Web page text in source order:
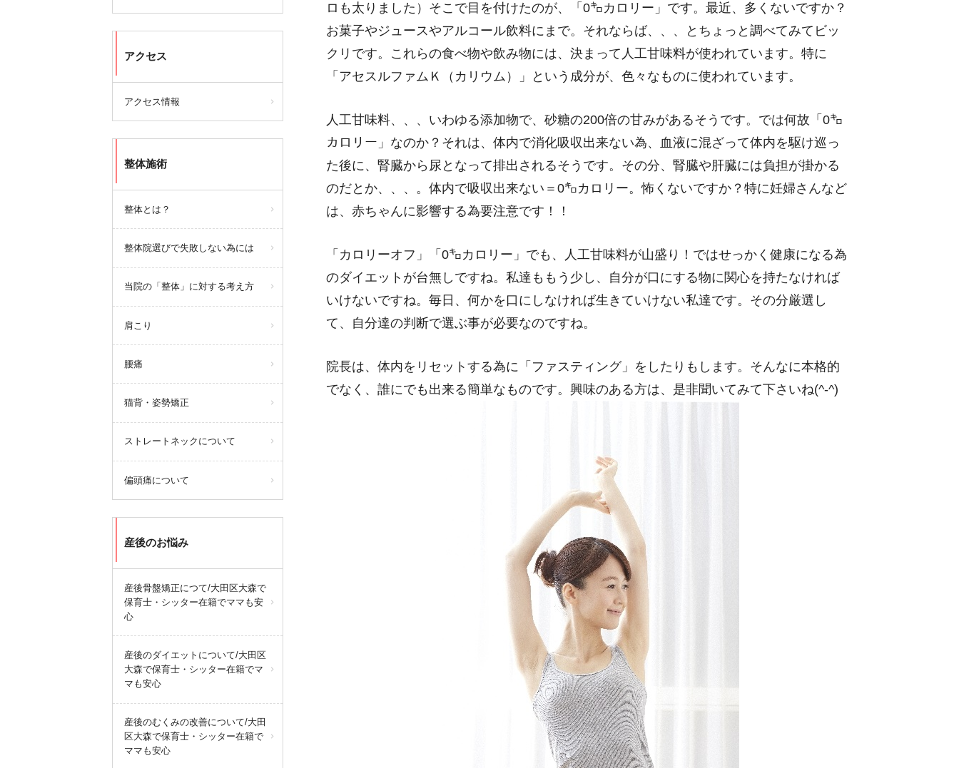
ロも太りました）そこで目を付けたのが、「0㌔カロリー」です。最近、多くないですか？
お菓子やジュースやアルコール飲料にまで。それならば、、、とちょっと調べてみてビッ
クリです。これらの食べ物や飲み物には、決まって人工甘味料が使われています。特に
「アセスルファムＫ（カリウム）」という成分が、色々なものに使われています。
人工甘味料、、、いわゆる添加物で、砂糖の200倍の甘みがあるそうです。では何故「0㌔
カロリー」なのか？それは、体内で消化吸収出来ない為、血液に混ざって体内を駆け巡っ
た後に、腎臓から尿となって排出されるそうです。その分、腎臓や肝臓には負担が掛かる
のだとか、、、。体内で吸収出来ない＝0㌔カロリー。怖くないですか？特に妊婦さんなど
は、赤ちゃんに影響する為要注意です！！
「カロリーオフ」「0㌔カロリー」でも、人工甘味料が山盛り！ではせっかく健康になる為
のダイエットが台無しですね。私達ももう少し、自分が口にする物に関心を持たなければ
いけないですね。毎日、何かを口にしなければ生きていけない私達です。その分厳選し
て、自分達の判断で選ぶ事が必要なのですね。
院長は、体内をリセットする為に「ファスティング」をしたりもします。そんなに本格的
でなく、誰にでも出来る簡単なものです。興味のある方は、是非聞いてみて下さいね(^-^)
アクセス
アクセス情報
整体施術
整体とは？
整体院選びで失敗しない為には
当院の「整体」に対する考え方
肩こり
腰痛
猫背・姿勢矯正
ストレートネックについて
偏頭痛について
産後のお悩み
産後骨盤矯正につて/大田区大森で
保育士・シッター在籍でママも安
心
産後のダイエットについて/大田区
大森で保育士・シッター在籍でマ
マも安心
産後のむくみの改善について/大田
区大森で保育士・シッター在籍で
ママも安心